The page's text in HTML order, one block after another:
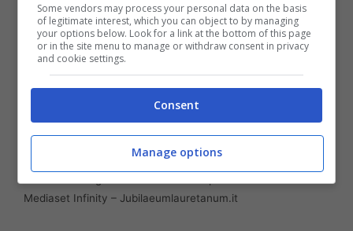
Mediaset Infinity – Jubilaeumlauretanum.it
Some vendors may process your personal data on the basis
of legitimate interest, which you can object to by managing
your options below. Look for a link at the bottom of this page
or in the site menu to manage or withdraw consent in privacy
and cookie settings.
Consent
Manage options